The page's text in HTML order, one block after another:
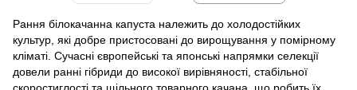
Рання білокачанна капуста належить до холодостійких
культур, які добре пристосовані до вирощування у помірному
кліматі. Сучасні європейські та японські напрямки селекції
довели ранні гібриди до високої вирівняності, стабільної